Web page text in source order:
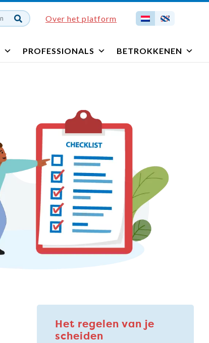
Over het platform
PROFESSIONALS BETROKKENEN
Het regelen van je
scheiden